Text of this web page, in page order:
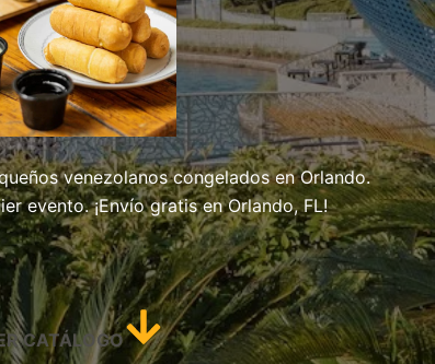
venezolanos congelados en Orlando.
evento. ¡Envío gratis en Orlando, FL!
CATÁLOGO